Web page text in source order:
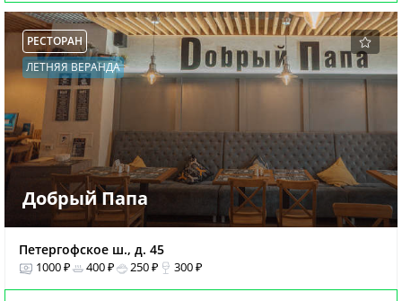
РЕСТОРАН
ЛЕТНЯЯ ВЕРАНДА
Добрый Папа
Петергофское ш., д. 45
1000 ₽ 400 ₽ 250 ₽ 300 ₽